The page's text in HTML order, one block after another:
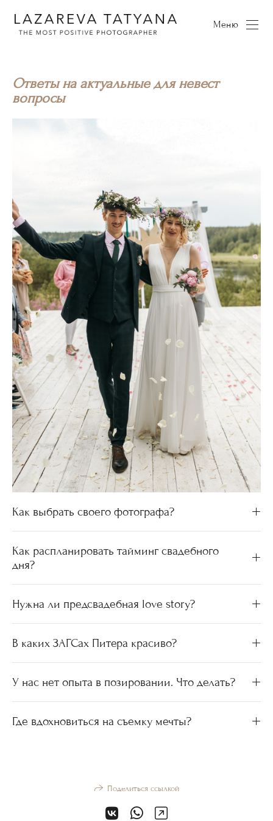
Меню
Ответы на актуальные для невест
вопросы
Как выбрать своего фотографа?
Как распланировать тайминг свадебного
дня?
Нужна ли предсвадебная love story?
В каких ЗАГСах Питера красиво?
У нас нет опыта в позировании. Что делать?
Где вдохновиться на съемку мечты?
Поделиться ссылкой